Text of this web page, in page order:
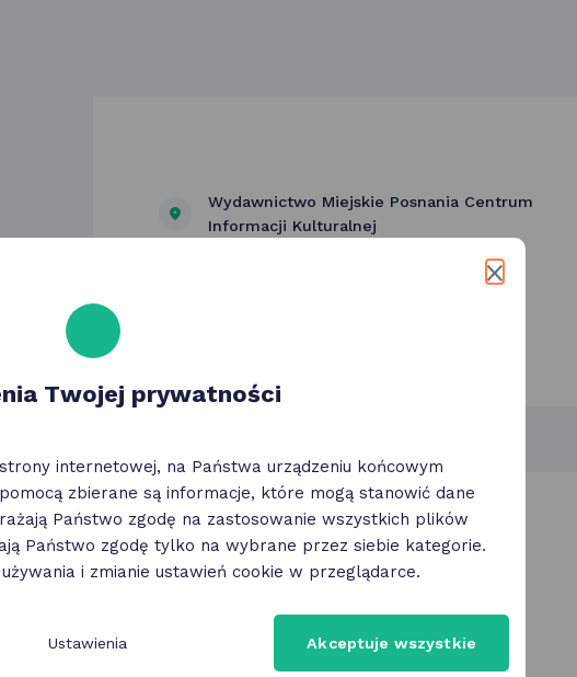
Wydawnictwo Miejskie Posnania Centrum
Informacji Kulturalnej
ul. Franciszka Ratajczaka 44 Poznań
Twojej prywatności
internetowej, na Państwa urządzeniu końcowym
zbierane są informacje, które mogą stanowić dane
Państwo zgodę na zastosowanie wszystkich plików
Państwo zgodę tylko na wybrane przez siebie kategorie.
i zmianie ustawień cookie w przeglądarce.
Ustawienia Akceptuje wszystkie